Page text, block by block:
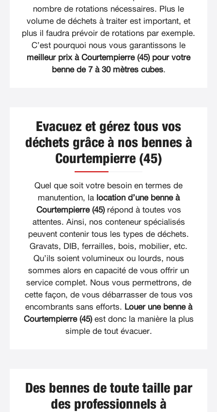
nombre de rotations nécessaires. Plus le
volume de déchets à traiter est important, et
plus il faudra prévoir de rotations par exemple.
C’est pourquoi nous vous garantissons le
meilleur prix à Courtempierre (45) pour votre
benne de 7 à 30 mètres cubes.
Evacuez et gérez tous vos
déchets grâce à nos bennes à
Courtempierre (45)
Quel que soit votre besoin en termes de
manutention, la location d’une benne à
Courtempierre (45)répond à toutes vos
attentes. Ainsi, nos conteneur spécialisés
peuvent contenir tous les types de déchets.
Gravats, DIB, ferrailles, bois, mobilier, etc.
Qu’ils soient volumineux ou lourds, nous
sommes alors en capacité de vous offrir un
service complet. Nous vous permettrons, de
cette façon, de vous débarrasser de tous vos
encombrants sans efforts. Louer une benne à
Courtempierre (45)est donc la manière la plus
simple de tout évacuer.
Des bennes de toute taille par
des professionnels à